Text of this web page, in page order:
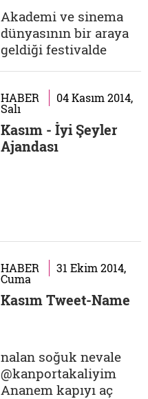
çerçevesinde
kapılarını sonuna
kadar açmıştır.
Sayıları bir milyonu
aşan sığınmacılar
içerisinde...
Akademi ve sinema
dünyasının bir araya
geldiği festivalde
birbirinden kaliteli
yapımlar İstanbul Rex
ve Atlas
Sinemalarında
yapılacak...
HABER 04 Kasım 2014,
Salı
Kasım - İyi Şeyler
Ajandası
HABER 31 Ekim 2014,
Cuma
Kasım Tweet-Name
nalan soğuk nevale
@kanportakaliyim
Ananem kapıyı aç